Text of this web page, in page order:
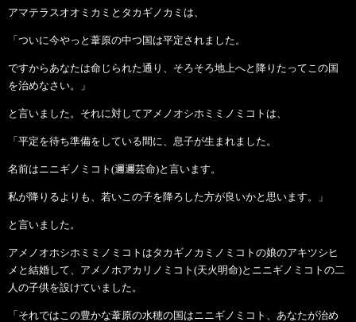
アマテラスオオミカミとタカギノカミは、
「ついに今やっと葦原の中つ国は平定されました。
ですからあなたは命じられた通り、そろそろ地上へと降りたってこの国
を治めなさい。」
と言いました。それに対してアメノオシホミミノミコトは、
「平定を待ち準備をしている間に、息子が生まれました。
名前はニニギノミコト(邇邇芸命)と言います。
私が降りるよりも、若いこの子を降ろした方が良いかと思います。」
と言いました。
アメノオホシホミミノミコトはタカギノカミノミコトの娘のアキツシヒ
メと結婚して、アメノホアカリノミコト(天火明命)とニニギノミコトの二
人の子供を設けていました。
「それではこの豊かな葦原の水穂の国はニニギノミコト、あなたが治め